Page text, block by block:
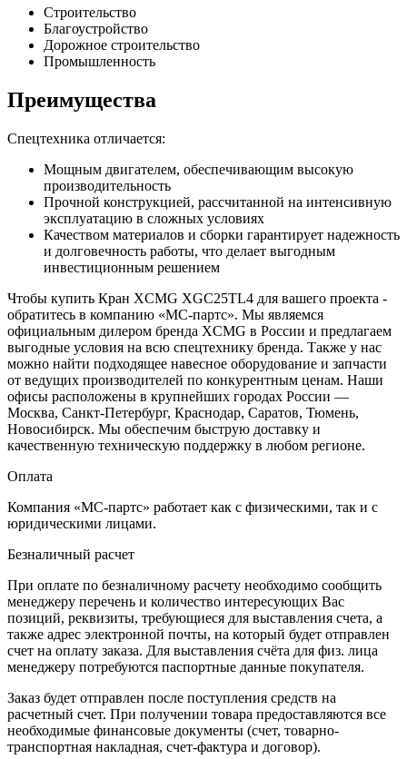
Строительство
Благоустройство
Дорожное строительство
Промышленность
Преимущества
Спецтехника отличается:
Мощным двигателем, обеспечивающим высокую
производительность
Прочной конструкцией, рассчитанной на интенсивную
эксплуатацию в сложных условиях
Качеством материалов и сборки гарантирует надежность
и долговечность работы, что делает выгодным
инвестиционным решением
Чтобы купить Кран XCMG XGC25TL4 для вашего проекта -
обратитесь в компанию «МС-партс». Мы являемся
официальным дилером бренда XCMG в России и предлагаем
выгодные условия на всю спецтехнику бренда. Также у нас
можно найти подходящее навесное оборудование и запчасти
от ведущих производителей по конкурентным ценам. Наши
офисы расположены в крупнейших городах России —
Москва, Санкт-Петербург, Краснодар, Саратов, Тюмень,
Новосибирск. Мы обеспечим быструю доставку и
качественную техническую поддержку в любом регионе.
Оплата
Компания «МС-партс» работает как с физическими, так и с
юридическими лицами.
Безналичный расчет
При оплате по безналичному расчету необходимо сообщить
менеджеру перечень и количество интересующих Вас
позиций, реквизиты, требующиеся для выставления счета, а
также адрес электронной почты, на который будет отправлен
счет на оплату заказа. Для выставления счёта для физ. лица
менеджеру потребуются паспортные данные покупателя.
Заказ будет отправлен после поступления средств на
расчетный счет. При получении товара предоставляются все
необходимые финансовые документы (счет, товарно-
транспортная накладная, счет-фактура и договор).